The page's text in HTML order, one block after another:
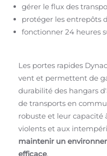
gérer le flux des
protéger les entrepôts
fonctionner 24 heures
Les portes rapides
vent et permettent de
durabilité des hangars
de transports en
robuste et leur capacité
violents et aux
maintenir un
efficace.